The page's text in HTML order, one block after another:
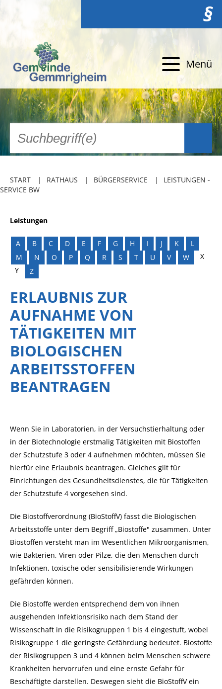
§
Menü
START RATHAUS BÜRGERSERVICE
LEISTUNGEN -
SERVICE BW
Leistungen
A B C D E F G H I J K
L
M
N O P Q R S T U V W
X
Y
Z
ERLAUBNIS ZUR
AUFNAHME VON
TÄTIGKEITEN MIT
BIOLOGISCHEN
ARBEITSSTOFFEN
BEANTRAGEN
Wenn Sie in Laboratorien, in der Versuchstierhaltung oder
in der Biotechnologie erstmalig Tätigkeiten mit Biostoffen
der Schutzstufe 3 oder 4 aufnehmen möchten, müssen Sie
hierfür eine Erlaubnis beantragen. Gleiches gilt für
Einrichtungen des Gesundheitsdienstes, die für Tätigkeiten
der Schutzstufe 4 vorgesehen sind.
Die Biostoffverordnung (BioStoffV) fasst die Biologischen
Arbeitsstoffe unter dem Begriff „Biostoffe" zusammen. Unter
Biostoffen versteht man im Wesentlichen Mikroorganismen,
wie Bakterien, Viren oder Pilze, die den Menschen durch
Infektionen, toxische oder sensibilisierende Wirkungen
gefährden können.
Die Biostoffe werden entsprechend dem von ihnen
ausgehenden Infektionsrisiko nach dem Stand der
Wissenschaft in die Risikogruppen 1 bis 4 eingestuft, wobei
Risikogruppe 1 die geringste Gefährdung bedeutet. Biostoffe
der Risikogruppen 3 und 4 können beim Menschen schwere
Krankheiten hervorrufen und eine ernste Gefahr für
Beschäftigte darstellen. Deswegen sieht die BioStoffV ein